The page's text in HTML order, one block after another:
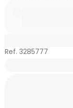
Ref. 3285777